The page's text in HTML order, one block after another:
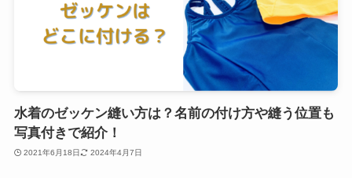
水着のゼッケン縫い方は？名前の付け方や縫う位置も
写真付きで紹介！
2021年6月18日 2024年4月7日